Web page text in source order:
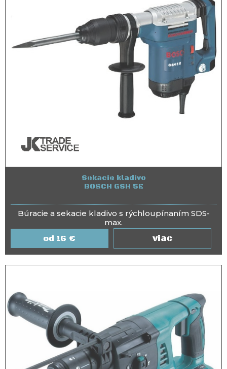
Sekacie kladivo
BOSCH GSH 5E
Búracie a sekacie kladivo s rýchloupínaním SDS-
max.
16 € viac